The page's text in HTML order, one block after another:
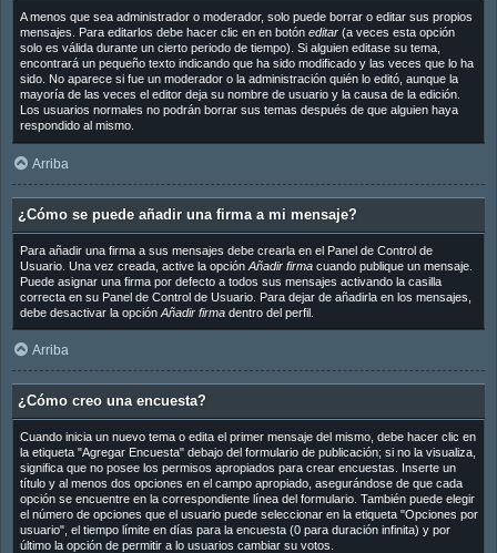
A menos que sea administrador o moderador, solo puede borrar o editar sus propios
mensajes. Para editarlos debe hacer clic en en botón editar(a veces esta opción
solo es válida durante un cierto periodo de tiempo). Si alguien editase su tema,
encontrará un pequeño texto indicando que ha sido modificado y las veces que lo ha
sido. No aparece si fue un moderador o la administración quién lo editó, aunque la
mayoría de las veces el editor deja su nombre de usuario y la causa de la edición.
Los usuarios normales no podrán borrar sus temas después de que alguien haya
respondido al mismo.
Arriba
¿Cómo se puede añadir una firma a mi mensaje?
Para añadir una firma a sus mensajes debe crearla en el Panel de Control de
Usuario. Una vez creada, active la opción Añadir firmacuando publique un mensaje.
Puede asignar una firma por defecto a todos sus mensajes activando la casilla
correcta en su Panel de Control de Usuario. Para dejar de añadirla en los mensajes,
debe desactivar la opción Añadir firmadentro del perfil.
Arriba
¿Cómo creo una encuesta?
Cuando inicia un nuevo tema o edita el primer mensaje del mismo, debe hacer clic en
la etiqueta "Agregar Encuesta" debajo del formulario de publicación; si no la visualiza,
significa que no posee los permisos apropiados para crear encuestas. Inserte un
título y al menos dos opciones en el campo apropiado, asegurándose de que cada
opción se encuentre en la correspondiente línea del formulario. También puede elegir
el número de opciones que el usuario puede seleccionar en la etiqueta "Opciones por
usuario", el tiempo límite en días para la encuesta (0 para duración infinita) y por
último la opción de permitir a lo usuarios cambiar su votos.